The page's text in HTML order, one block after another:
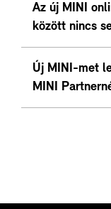
Az új MINI
között nincs
Új MINI-met
MINI